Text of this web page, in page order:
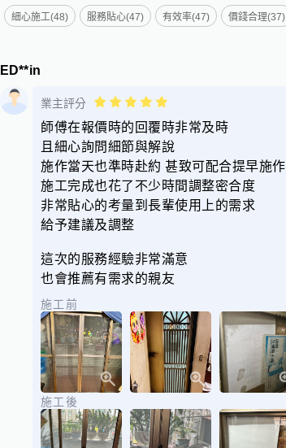
細心施工(48) 服務貼心(47) 有效率(47) 價錢合理(37)
ED**in
業主評分
師傅在報價時的回覆時非常及時
且細心詢問細節與解說
施作當天也準時赴約 甚致可配合提早施作
施工完成也花了不少時間調整密合度
非常貼心的考量到長輩使用上的需求
給予建議及調整
這次的服務經驗非常滿意
也會推薦有需求的親友
施工前
施工後